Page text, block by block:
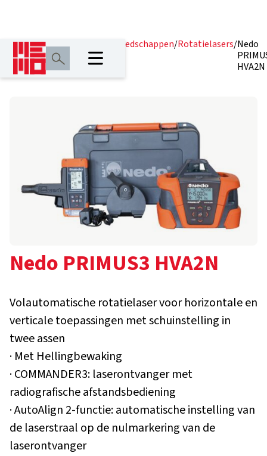
Home/Producten Lasergereedschappen/Rotatielasers/Nedo
HVA2N
Nedo PRIMUS3 HVA2N
Volautomatische rotatielaser voor horizontale en
verticale toepassingen met schuinstelling in
twee assen
· Met Hellingbewaking
· COMMANDER3: laserontvanger met
radiografische afstandsbediening
· AutoAlign 2-functie: automatische instelling van
de laserstraal op de nulmarkering van de
laserontvanger